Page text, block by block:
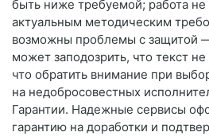
быть ниже требуемой; работа не
актуальным методическим
возможны проблемы с защитой
может заподозрить, что текст
что обратить внимание при
на недобросовестных
Гарантии. Надежные сервисы
гарантию на доработки и